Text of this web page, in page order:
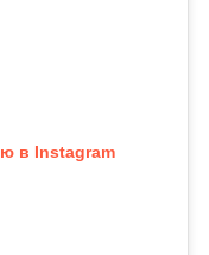
в Instagram